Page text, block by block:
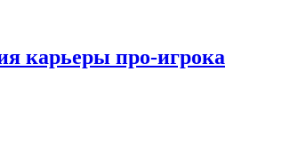
карьеры про-игрока